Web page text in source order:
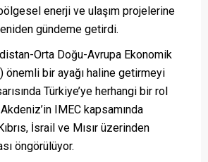
enerji ve ulaşım projelerine
gündeme getirdi.
Orta Doğu-Avrupa Ekonomik
önemli bir ayağı haline getirmeyi
Türkiye’ye herhangi bir rol
IMEC kapsamında
İsrail ve Mısır üzerinden
öngörülüyor.